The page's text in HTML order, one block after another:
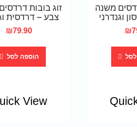
משנה
וגנדרני
₪
זוג בובות
צבע – דרדסית
₪79.90
הוספה לסל
View